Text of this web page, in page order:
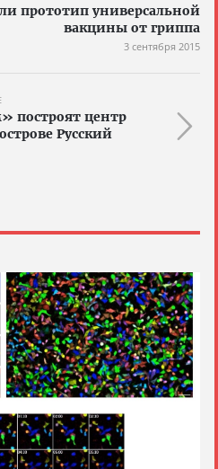
прототип универсальной
вакцины от гриппа
3 сентября 2015
построят центр
Русский